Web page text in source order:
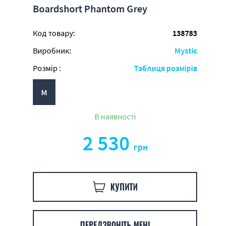
Boardshort Phantom Grey
Код товару:
138783
Виробник:
Mystic
Розмір :
Таблиця розмірів
M
В наявності
2 530 грн
КУПИТИ